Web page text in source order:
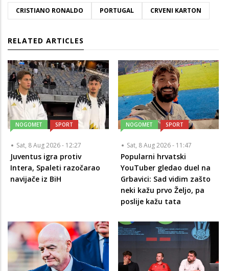
CRISTIANO RONALDO PORTUGAL CRVENI KARTON
RELATED ARTICLES
NOGOMET SPORT
Sat, 8 Aug 2026 - 12:27
Juventus igra protiv
Intera, Spaleti razočarao
navijače iz BiH
NOGOMET SPORT
Sat, 8 Aug 2026 - 11:47
Popularni hrvatski
YouTuber gledao duel na
Grbavici: Sad vidim zašto
neki kažu prvo Željo, pa
poslije kažu tata